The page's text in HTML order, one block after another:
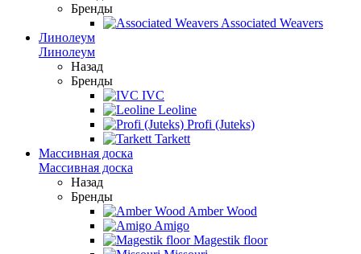
Бренды
Associated Weavers
Линолеум
Линолеум
Назад
Бренды
IVC
Leoline
Profi (Juteks)
Tarkett
Массивная доска
Массивная доска
Назад
Бренды
Amber Wood
Amigo
Magestik floor